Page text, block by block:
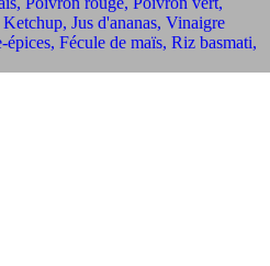
Ketchup, Jus d'ananas, Vinaigre
épices, Fécule de maïs, Riz basmati,